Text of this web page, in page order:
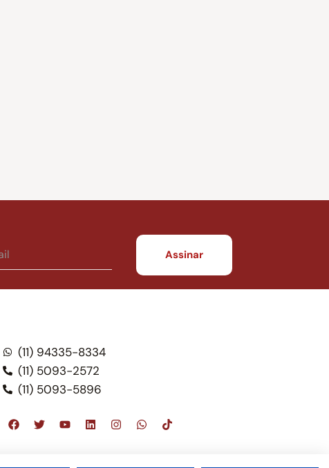
(11) 94335-8334
(11) 5093-2572
(11) 5093-5896